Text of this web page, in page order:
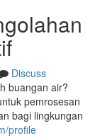
Discuss
buangan air?
pemrosesan
bagi lingkungan
profile